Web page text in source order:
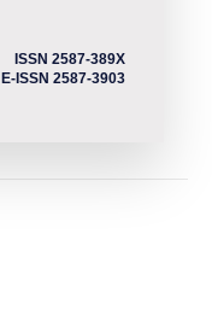
ISSN 2587-389X
E-ISSN 2587-3903